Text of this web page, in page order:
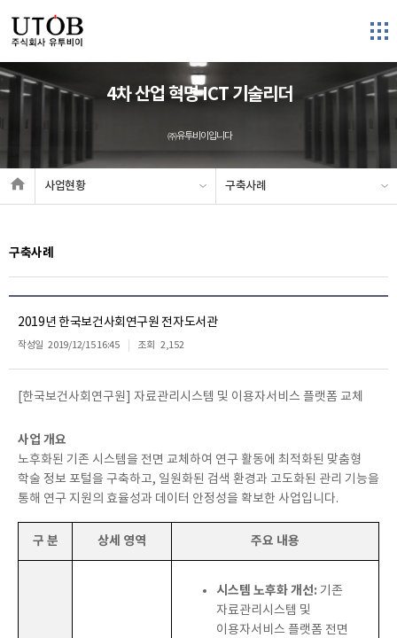
4차 산업 혁명 ICT 기술리더
㈜유투비이입니다
사업현황 구축사례
구축사례
2019년 한국보건사회연구원 전자도서관
작성일 2019/12/15 16:45 조회 2,152
[한국보건사회연구원] 자료관리시스템 및 이용자서비스 플랫폼 교체
사업 개요
노후화된 기존 시스템을 전면 교체하여 연구 활동에 최적화된 맞춤형
학술 정보 포털을 구축하고, 일원화된 검색 환경과 고도화된 관리 기능을
통해 연구 지원의 효율성과 데이터 안정성을 확보한 사업입니다.
구 분 상세 영역 주요 내용
시스템 노후화 개선: 기존
자료관리시스템 및
이용자서비스 플랫폼 전면